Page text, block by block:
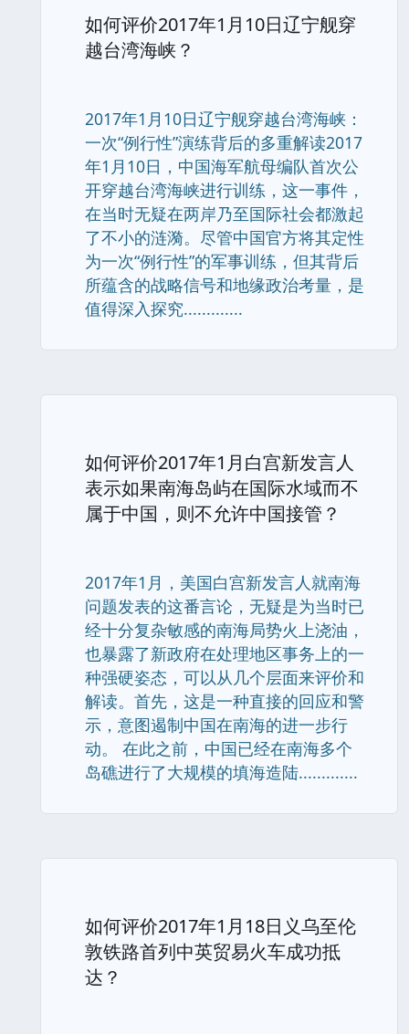
如何评价2017年1月10日辽宁舰穿
越台湾海峡？
2017年1月10日辽宁舰穿越台湾海峡：
一次“例行性”演练背后的多重解读2017
年1月10日，中国海军航母编队首次公
开穿越台湾海峡进行训练，这一事件，
在当时无疑在两岸乃至国际社会都激起
了不小的涟漪。尽管中国官方将其定性
为一次“例行性”的军事训练，但其背后
所蕴含的战略信号和地缘政治考量，是
值得深入探究.............
如何评价2017年1月白宫新发言人
表示如果南海岛屿在国际水域而不
属于中国，则不允许中国接管？
2017年1月，美国白宫新发言人就南海
问题发表的这番言论，无疑是为当时已
经十分复杂敏感的南海局势火上浇油，
也暴露了新政府在处理地区事务上的一
种强硬姿态，可以从几个层面来评价和
解读。首先，这是一种直接的回应和警
示，意图遏制中国在南海的进一步行
动。 在此之前，中国已经在南海多个
岛礁进行了大规模的填海造陆.............
如何评价2017年1月18日义乌至伦
敦铁路首列中英贸易火车成功抵
达？